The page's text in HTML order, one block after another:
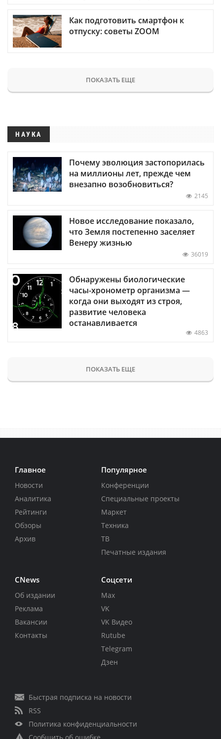
Как подготовить смартфон к
отпуску: советы ZOOM
ПОКАЗАТЬ ЕЩЕ
НАУКА
Почему эволюция застопорилась
на миллионы лет, прежде чем
внезапно возобновиться?
2145
Новое исследование показало,
что Земля постепенно заселяет
Венеру жизнью
36019
Обнаружены биологические
часы-хронометр организма —
когда они выходят из строя,
развитие человека
останавливается
4863
ПОКАЗАТЬ ЕЩЕ
Главное
Новости
Аналитика
Рейтинги
Обзоры
Архив
Популярное
Конференции
Специальные проекты
Маркет
Техника
ТВ
Печатные издания
CNews
Об издании
Реклама
Вакансии
Контакты
Соцсети
Max
VK
VK Видео
Rutube
Telegram
Дзен
Быстрая подписка на новости
RSS
Политика конфиденциальности